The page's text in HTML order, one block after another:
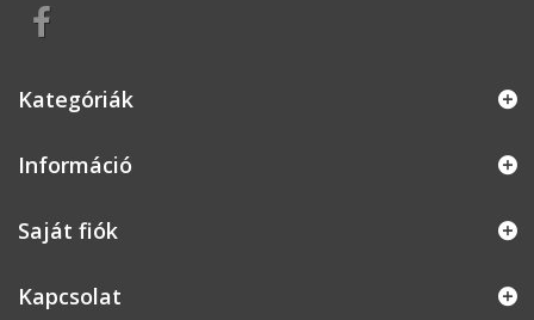
Kategóriák
Információ
Saját fiók
Kapcsolat